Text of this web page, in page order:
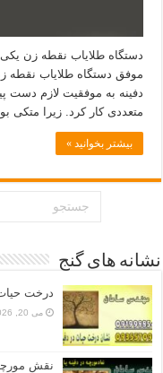
دستگاه طلایاب نقطه زن
موفق دستگاه طلایاب نقطه
دفینه به موفقیت لازم دست
متعددی کار کرد. زیرا متکی
بیشتر بخوانید »
نشانه های گنج
درخت حیات
می 20, 2026
نقش